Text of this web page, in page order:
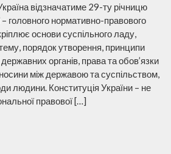
відзначатиме 29-ту річницю
– головного нормативно-правового
основи суспільного ладу,
порядок утворення, принципи
державних органів, права та обов’язки
між державою та суспільством,
людини. Конституція України – не
правової […]